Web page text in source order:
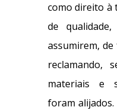
como direito à
de
assumirem,
reclamando,
materiais e
foram alijados.